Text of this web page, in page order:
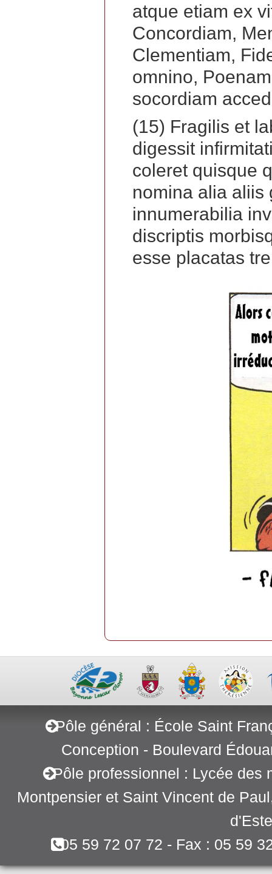
atque etiam ex
Concordiam,
Clementiam,
omnino,
socordiam
(15) Fragilis et
digessit
coleret quisque
nomina alia aliis
innumerabilia
discriptis
esse placatas
Pôle général : École Saint
Conception - Boulevard
Pôle professionnel : Lycée des
Montpensier et Saint Vincent de
05 59 72 07 72 - Fax : 05 59